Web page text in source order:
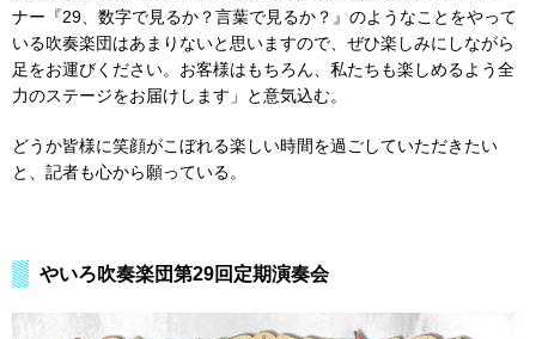
ナー『29、数字で見るか？言葉で見るか？』のようなことをやって
いる吹奏楽団はあまりないと思いますので、ぜひ楽しみにしながら
足をお運びください。お客様はもちろん、私たちも楽しめるよう全
力のステージをお届けします」と意気込む。
どうか皆様に笑顔がこぼれる楽しい時間を過ごしていただきたい
と、記者も心から願っている。
やいろ吹奏楽団第29回定期演奏会